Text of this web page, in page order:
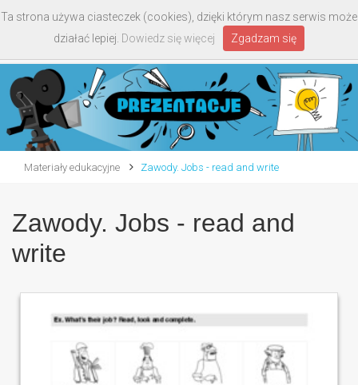
Materiały edukacyjne Zawody. Jobs - read and write
Zawody. Jobs - read and
write
Ta strona używa ciasteczek (cookies), dzięki którym nasz serwis może
działać lepiej. Dowiedz się więcej Zgadzam się